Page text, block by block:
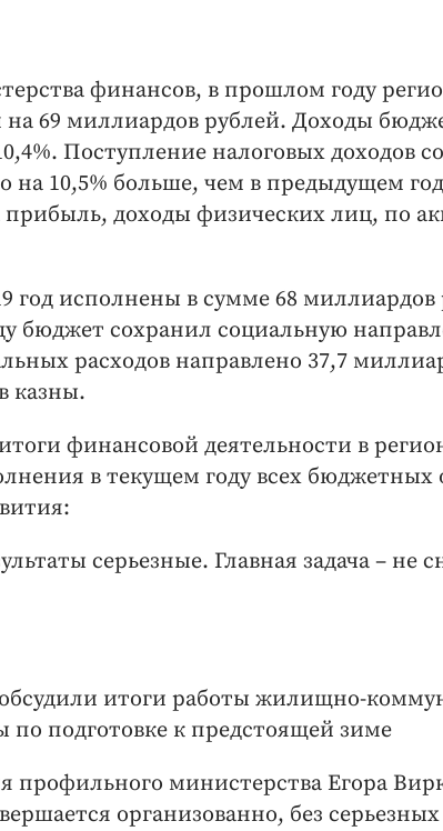
финансов, в прошлом году
69 миллиардов рублей. Доходы
Поступление налоговых доходов
на 10,5% больше, чем в предыдущем
прибыль, доходы физических лиц, по
год исполнены в сумме 68
бюджет сохранил социальную
расходов направлено 37,7
казны.
финансовой деятельности в
в текущем году всех бюджетных
серьезные. Главная задача – не
итоги работы жилищно-
подготовке к предстоящей зиме
профильного министерства Егора
организованно, без